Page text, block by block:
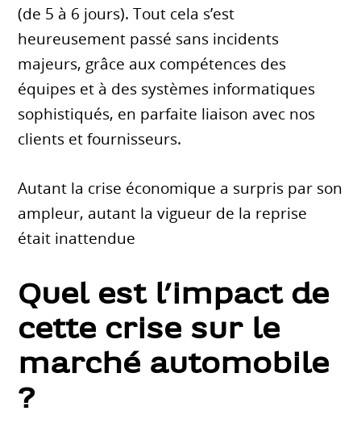
(de 5 à 6 jours). Tout cela s’est
heureusement passé sans incidents
majeurs, grâce aux compétences des
équipes et à des systèmes informatiques
sophistiqués, en parfaite liaison avec nos
clients et fournisseurs.
Autant la crise économique a surpris par son
ampleur, autant la vigueur de la reprise
était inattendue
Quel est l’impact de
cette crise sur le
marché automobile
?